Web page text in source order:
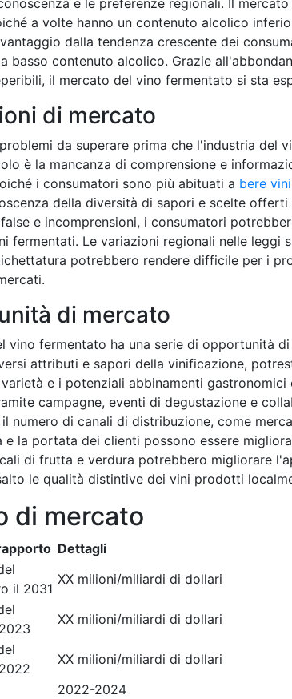
e le preferenze regionali. Il
a volte hanno un contenuto alcolico
dalla tendenza crescente dei
basso contenuto alcolico. Grazie
il mercato del vino fermentato si sta
di mercato
da superare prima che l'industria del
è la mancanza di comprensione e
i consumatori sono più abituati a bere vini
della diversità di sapori e scelte
e incomprensioni, i consumatori
fermentati. Le variazioni regionali nelle leggi
potrebbero rendere difficile per i
di mercato
vino fermentato ha una serie di opportunità
attributi e sapori della vinificazione,
varietà e i potenziali abbinamenti
campagne, eventi di degustazione e
numero di canali di distribuzione, come
e la portata dei clienti possono essere
di frutta e verdura potrebbero migliorare
le qualità distintive dei vini prodotti
di mercato
Dettagli
il 2031
XX milioni/miliardi di dollari
XX milioni/miliardi di dollari
XX milioni/miliardi di dollari
2022-2024